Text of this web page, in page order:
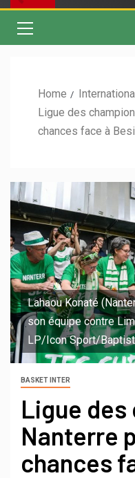
Home International
Ligue des
chances face à
Lahaou Konaté
son équipe contre
LP/Icon Sport/
BASKET INTER
Ligue des
Nanterre
chances